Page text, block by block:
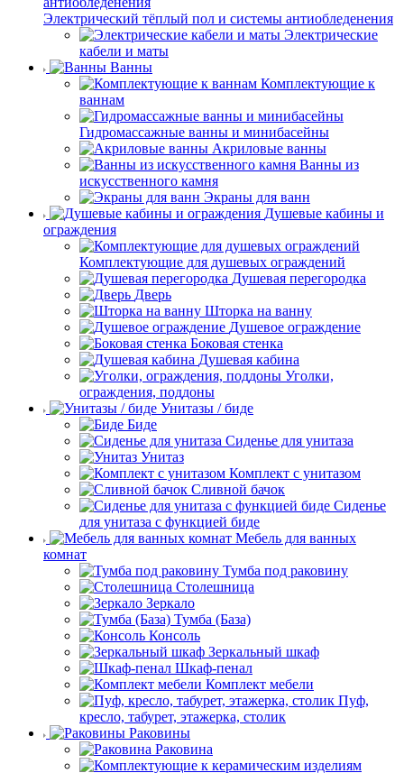
Электрический тёплый пол и системы антиобледенения
Электрические
кабели и маты
Ванны
Комплектующие к
ваннам
Гидромассажные ванны и минибасейны
Акриловые ванны
Ванны из
искусственного камня
Экраны для ванн
Душевые кабины и
ограждения
Комплектующие для душевых ограждений
Душевая перегородка
Дверь
Шторка на ванну
Душевое ограждение
Боковая стенка
Душевая кабина
Уголки,
ограждения, поддоны
Унитазы / биде
Биде
Сиденье для унитаза
Унитаз
Комплект с унитазом
Сливной бачок
Сиденье
для унитаза с функцией биде
Мебель для ванных
комнат
Тумба под раковину
Столешница
Зеркало
Тумба (База)
Консоль
Зеркальный шкаф
Шкаф-пенал
Комплект мебели
Пуф,
кресло, табурет, этажерка, столик
Раковины
Раковина